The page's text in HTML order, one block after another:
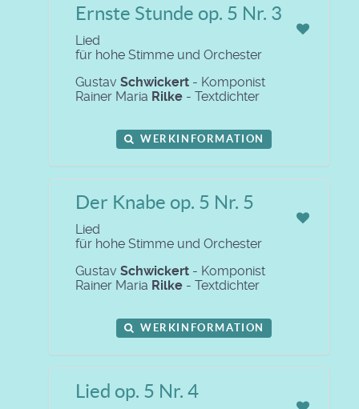
Ernste Stunde op. 5 Nr. 3
Lied
für hohe Stimme und Orchester
Gustav Schwickert - Komponist
Rainer Maria Rilke - Textdichter
WERKINFORMATION
Der Knabe op. 5 Nr. 5
Lied
für hohe Stimme und Orchester
Gustav Schwickert - Komponist
Rainer Maria Rilke - Textdichter
WERKINFORMATION
Lied op. 5 Nr. 4